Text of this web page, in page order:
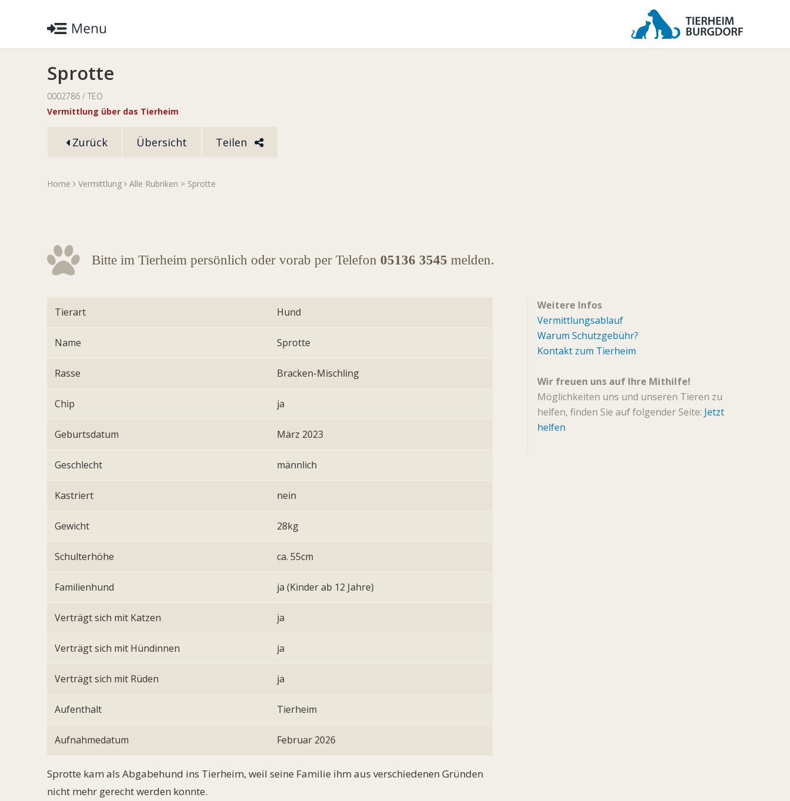
Sprotte
0002786 / TEO
Vermittlung über das Tierheim
Zurück Übersicht Teilen
Home Vermittlung Alle Rubriken > Sprotte
Bitte im Tierheim persönlich oder vorab per Telefon 05136 3545 melden.
Tierart Hund
Name Sprotte
Rasse Bracken-Mischling
Chip ja
Geburtsdatum März 2023
Geschlecht männlich
Kastriert nein
Gewicht 28kg
Schulterhöhe ca. 55cm
Familienhund ja (Kinder ab 12 Jahre)
Verträgt sich mit Katzen ja
Verträgt sich mit Hündinnen ja
Verträgt sich mit Rüden ja
Aufenthalt Tierheim
Aufnahmedatum Februar 2026
Sprotte kam als Abgabehund ins Tierheim, weil seine Familie ihm aus verschiedenen Gründen
nicht mehr gerecht werden konnte.
Weitere Infos
Vermittlungsablauf
Warum Schutzgebühr?
Kontakt zum Tierheim
Wir freuen uns auf Ihre Mithilfe!
Möglichkeiten uns und unseren Tieren zu
helfen, finden Sie auf folgender Seite: Jetzt
helfen